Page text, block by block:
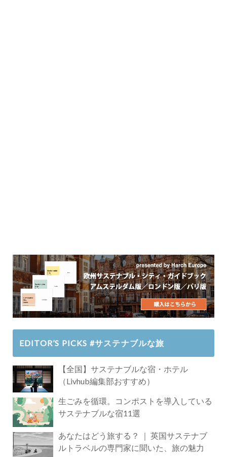
EDITOR’S PICKS #サステナブルな旅
【全国】サステナブルな宿・ホテル
（Livhub編集部おすすめ）
生ごみを循環。コンポストを導入している
サステナブルな宿11選
あなたはどう旅する？ ｜ 英国サステナブ
ルトラベルの専門家に聞いた、旅の魅力